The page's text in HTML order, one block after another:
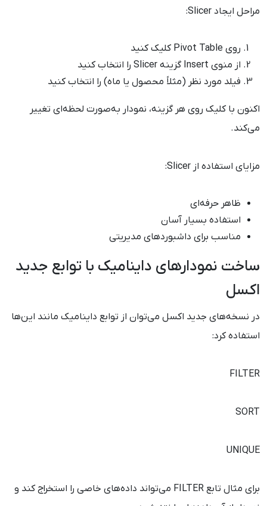
مراحل ایجاد Slicer:
روی Pivot Table کلیک کنید
از منوی Insert گزینه Slicer را انتخاب کنید
فیلد مورد نظر (مثلاً محصول یا ماه) را انتخاب کنید
اکنون با کلیک روی هر گزینه، نمودار به‌صورت لحظه‌ای تغییر
می‌کند.
مزایای استفاده از Slicer:
ظاهر حرفه‌ای
استفاده بسیار آسان
مناسب برای داشبوردهای مدیریتی
ساخت نمودارهای داینامیک با توابع جدید
اکسل
در نسخه‌های جدید اکسل می‌توان از توابع داینامیک مانند این‌ها
استفاده کرد:
FILTER
SORT
UNIQUE
برای مثال تابع FILTER می‌تواند داده‌های خاصی را استخراج کند و